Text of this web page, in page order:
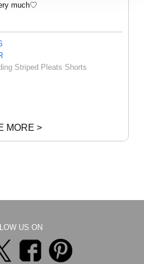
much♡
Striped Pleats Shorts
MORE >
US ON